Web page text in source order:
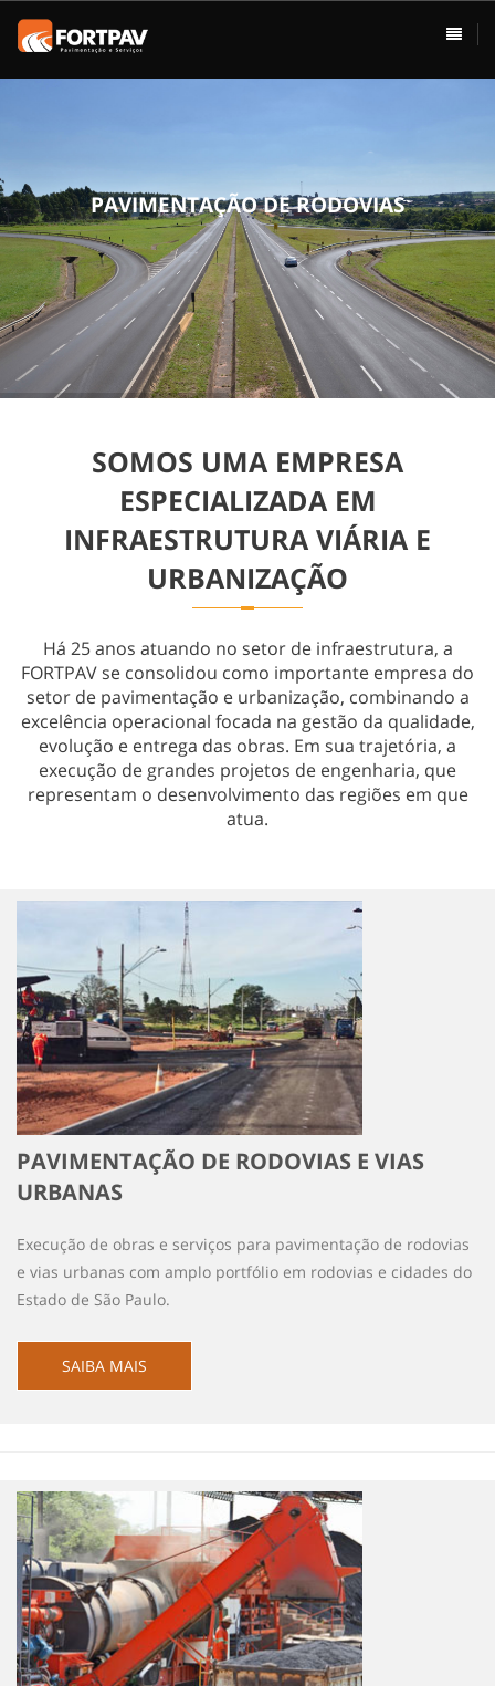
Vias Urbanas
Rodovias
Drenagem
Terraplenagem
Conservação
PAVIMENTAÇÃODERODOVIAS
SOMOS UMA EMPRESA
ESPECIALIZADA EM
INFRAESTRUTURA VIÁRIA E
URBANIZAÇÃO
Há 25 anos atuando no setor de infraestrutura, a
FORTPAV se consolidou como importante empresa do
setor de pavimentação e urbanização, combinando a
excelência operacional focada na gestão da qualidade,
evolução e entrega das obras. Em sua trajetória, a
execução de grandes projetos de engenharia, que
representam o desenvolvimento das regiões em que
atua.
PAVIMENTAÇÃO DE RODOVIAS E VIAS
URBANAS
Execução de obras e serviços para pavimentação de rodovias
e vias urbanas com amplo portfólio em rodovias e cidades do
Estado de São Paulo.
SAIBA MAIS